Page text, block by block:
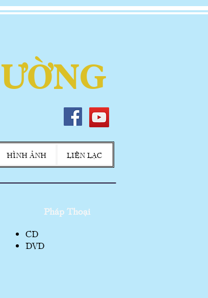
HÌNH ẢNH LIÊN LẠC
CD
DVD
Pháp Thoại